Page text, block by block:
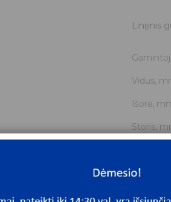
Linijinis
Vidus,
Išorė,
Storis,
Mato vnt.
Yra